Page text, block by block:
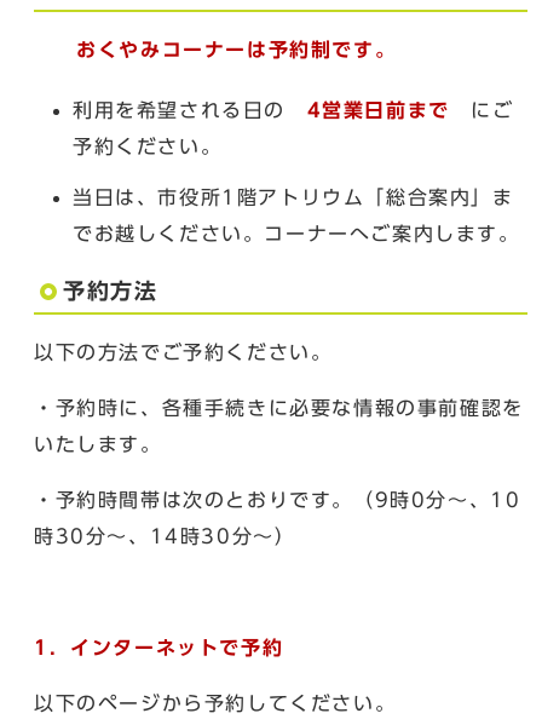
おくやみコーナーは予約制です。
利用を希望される日の 4営業日前まで にご
予約ください。
当日は、市役所1階アトリウム「総合案内」ま
でお越しください。コーナーへご案内します。
予約方法
以下の方法でご予約ください。
・予約時に、各種手続きに必要な情報の事前確認を
いたします。
・予約時間帯は次のとおりです。（9時0分～、10
時30分～、14時30分～）
1．インターネットで予約
以下のページから予約してください。